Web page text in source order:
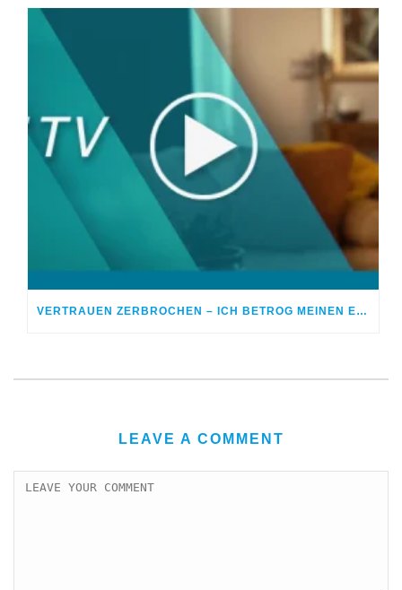
VERTRAUEN ZERBROCHEN – ICH BETROG MEINEN EHEPARTNER
LEAVE A COMMENT